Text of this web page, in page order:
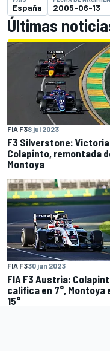
España 2005-06-13
Últimas
FIA F38 jul 2023
F3 Silverstone:
Colapinto, remontada
Montoya
FIA F330 jun 2023
FIA F3 Austria:
califica en 7°, Montoya
15°